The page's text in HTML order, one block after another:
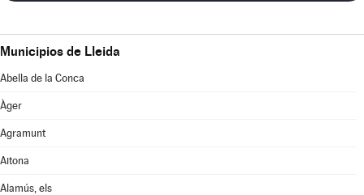
Municipios de Lleida
Abella de la Conca
Àger
Agramunt
Aitona
Alamús, els